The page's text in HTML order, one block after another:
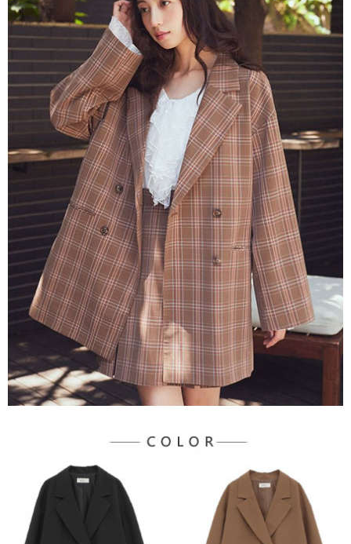
1.分期款項不併入電信帳單，「大哥付你分期」於每月結算日後寄送繳費提
醒簡訊。
2.透過簡訊連結打開帳單後，可選擇「超商條碼／台灣大直營門市／銀行轉
帳／街口支付／iPASS MONEY」等通路繳費。
【注意事項】
1.本服務係由「台灣大哥大股份有限公司」（以下簡稱本公司）所提供，讓
用戶於交易時，得透過本服務購買商品或服務，並由商店將買賣／分期付款
買賣價金債權讓與本公司後，依約使用本公司帳單繳交帳款。
2.基於同意付款使用「大哥付你分期」之契約關係目的，商店將以您的個人
資料（包含姓名、電話或地址）提供予台灣大哥大進項蒐集、處理及利用，
由本公司與您本人進行分期帳單所需資料之確認、核對及更正。
3.完整用戶服務條款，請詳閱以下連結：https://oppay.tw/userRule
【「AFTEE先享後付」結帳流程】
１．於結帳方式選擇「AFTEE先享後付」後，將跳轉至「AFTEE先享後付」
結帳頁面，進行簡訊認證並確認金額後，即可完成結帳。
２．訂單成立數日內，您將收到繳費通知簡訊。
３．收到繳費通知簡訊後14天內，點擊此簡訊中的連結，可透過四大超商／
ATM／網路銀行／等多元方式進行付款，方視為交易完成。
※ 請注意：結帳手續完成當下不需立刻繳費，但若您需要取消訂單，請聯絡
購買商品的店家。未經商家同意取消之訂單仍視為有效，需透過AFTEE先享
後付繳納相關費用。
※ 交易是否成功請以「AFTEE先享後付 」之結帳頁面顯示為準，若有關於
是否繳費成功／繳費後需取消欲退款等相關疑問，請聯繫「AFTEE先享後付
客戶支援中心」 https://netprotections.freshdesk.com/support/home
【注意事項】
１．透過由恩沛科技股份有限公司提供之「AFTEE先享後付」服務完成之交
易，需依本服務之必要範圍內提供個人資料，並將交易相關給付款項請求債
權轉讓予恩沛科技股份有限公司。
２．關於個人資料處理事宜，請瀏覽以下網址：
https://aftee.tw/terms/#terms3
３．未成年的使用者請事先徵得法定代理人或監護人之同意方可使用
「AFTEE先享後付」，若未經同意申辦者引起之損失，本公司不負相關責
任。
４．使用「AFTEE先享後付」時，將依據個別帳號之用戶狀況，依本公司即
時審查核予不同之上限額度；若仍有額度不足之情形，本公司將視審查結果
請求用戶進行身份認證。
５．嚴禁一人註冊多個帳號或使用他人資訊註冊。若發現惡意使用之情形，
恩沛科技股份有限公司將有權停止該用戶之使用額度並採取法律行動。
每筆NT$60，滿NT$1,500(含以上)免運費
全家純取貨
每筆NT$60，滿NT$1,500(含以上)免運費
萊爾富取貨付款
每筆NT$60，滿NT$1,500(含以上)免運費
萊爾富純取貨
每筆NT$60，滿NT$1,500(含以上)免運費
7-11取貨付款
每筆NT$60，滿NT$1,500(含以上)免運費
7-11純取貨
每筆NT$60，滿NT$1,500(含以上)免運費
宅配
每筆NT$90，滿NT$1,500(含以上)免運費